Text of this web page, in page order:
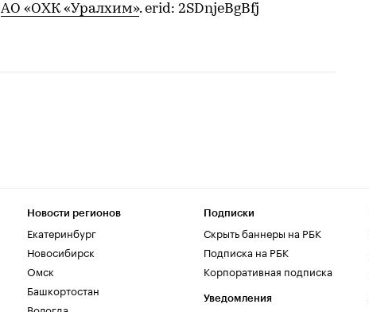
АО «ОХК «Уралхим». erid: 2SDnjeBgBfj
Новости регионов
Екатеринбург
Новосибирск
Омск
Башкортостан
Вологда
Подписки
Скрыть баннеры на РБК
Подписка на РБК
Корпоративная подписка
Уведомления